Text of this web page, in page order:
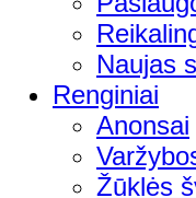
Naujas
Renginiai
Anonsai
Žūklės